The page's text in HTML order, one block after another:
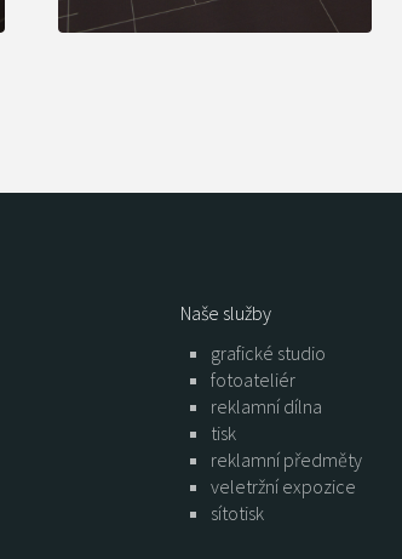
Naše služby
grafické studio
fotoateliér
reklamní dílna
tisk
reklamní předměty
veletržní expozice
sítotisk